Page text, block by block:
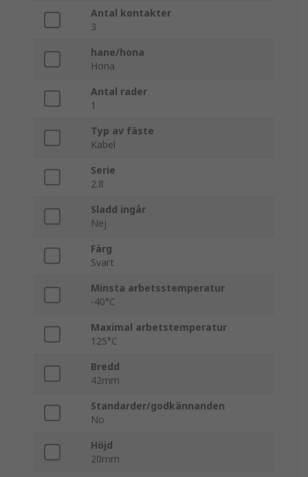
Antal kontakter
3
hane/hona
Hona
Antal rader
1
Typ av fäste
Kabel
Serie
2.8
Sladd ingår
Nej
Färg
Svart
Minsta arbetsstemperatur
-40°C
Maximal arbetstemperatur
125°C
Bredd
42mm
Standarder/godkännanden
No
Höjd
20mm